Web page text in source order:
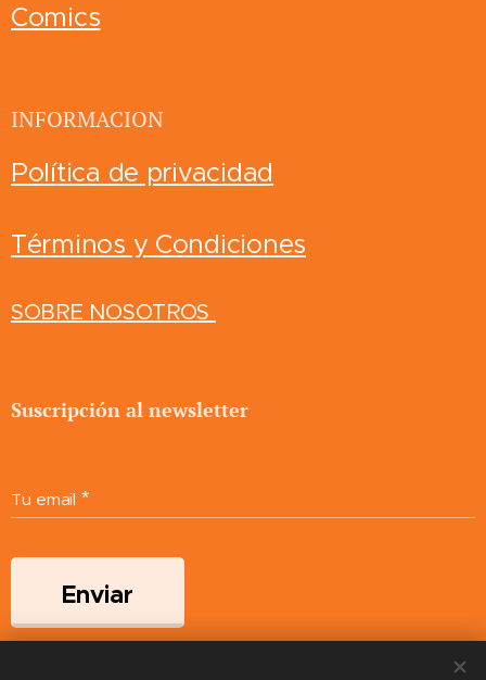
Comics
INFORMACION
Política de privacidad
Términos y Condiciones
SOBRE NOSOTROS
Suscripción al newsletter
Tu email
Enviar